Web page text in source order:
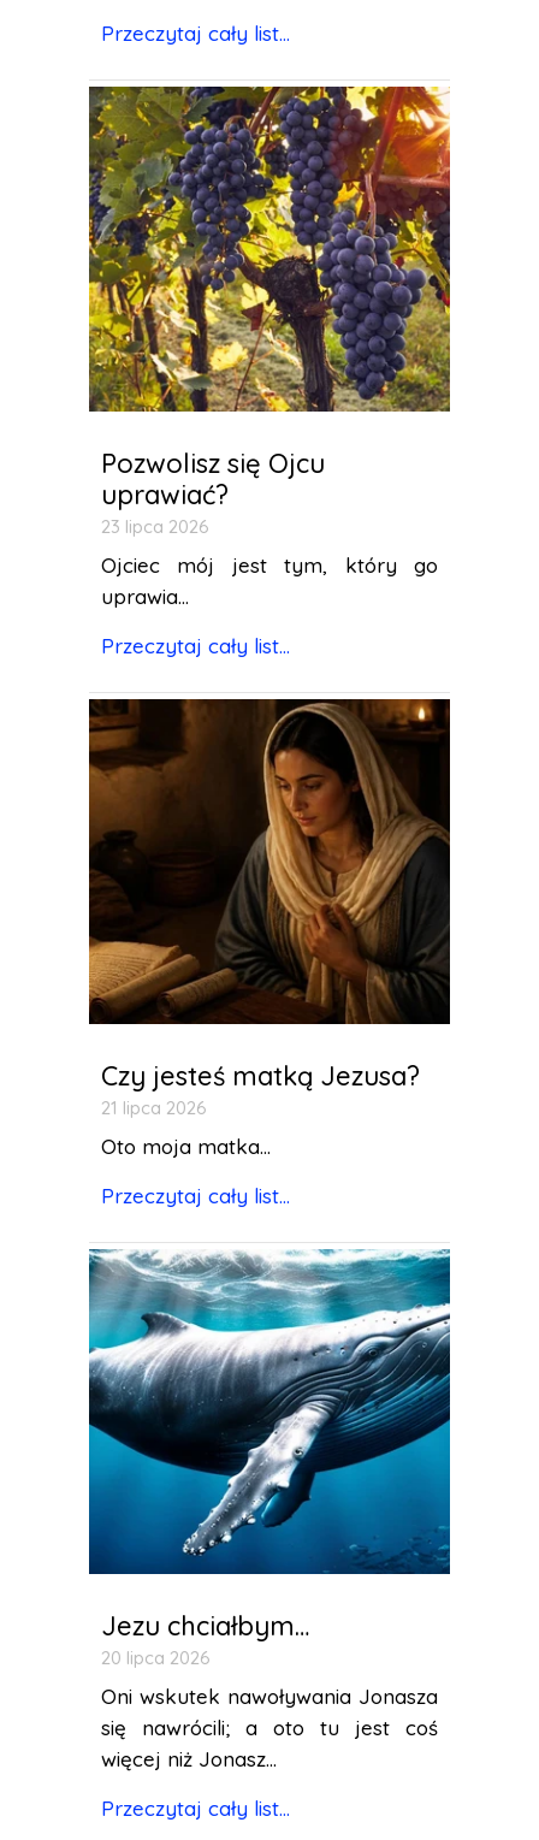
Przeczytaj cały list...
Pozwolisz się Ojcu
uprawiać?
23 lipca 2026
Ojciec mój jest tym, który go
uprawia...
Przeczytaj cały list...
Czy jesteś matką Jezusa?
21 lipca 2026
Oto moja matka...
Przeczytaj cały list...
Jezu chciałbym…
20 lipca 2026
Oni wskutek nawoływania Jonasza
się nawrócili; a oto tu jest coś
więcej niż Jonasz...
Przeczytaj cały list...